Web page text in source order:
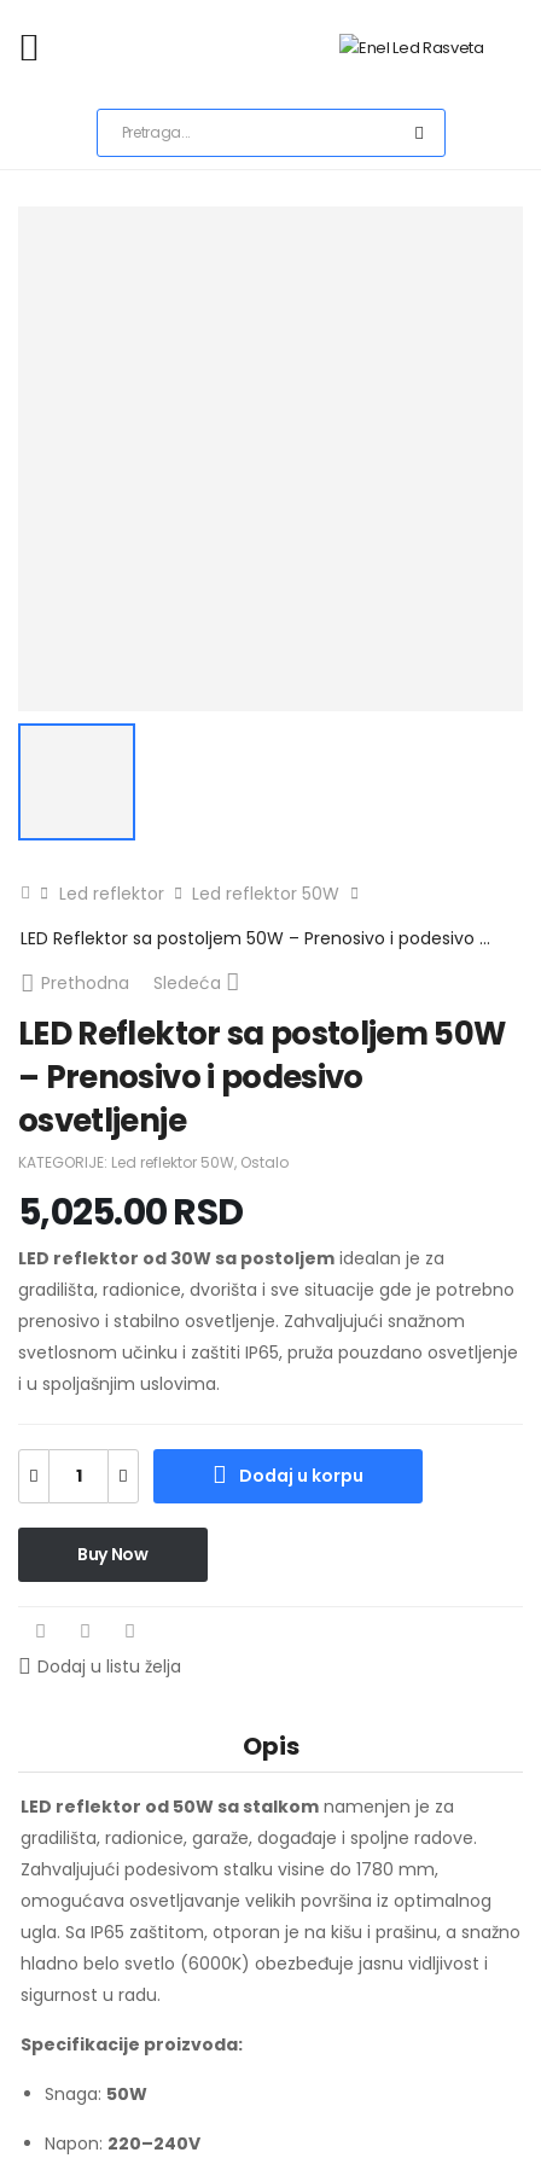
Led reflektor
Led reflektor 50W
LED Reflektor sa postoljem 50W – Prenosivo i podesivo osvetljenje
Prethodna
Sledeća
LED Reflektor sa postoljem 50W
– Prenosivo i podesivo
osvetljenje
KATEGORIJE: Led reflektor 50W, Ostalo
5,025.00RSD
LED reflektor od 30W sa postoljem idealan je za
gradilišta, radionice, dvorišta i sve situacije gde je potrebno
prenosivo i stabilno osvetljenje. Zahvaljujući snažnom
svetlosnom učinku i zaštiti IP65, pruža pouzdano osvetljenje
i u spoljašnjim uslovima.
Dodaj u korpu
Buy Now
Dodaj u listu želja
Opis
LED reflektor od 50W sa stalkom namenjen je za
gradilišta, radionice, garaže, događaje i spoljne radove.
Zahvaljujući podesivom stalku visine do 1780 mm,
omogućava osvetljavanje velikih površina iz optimalnog
ugla. Sa IP65 zaštitom, otporan je na kišu i prašinu, a snažno
hladno belo svetlo (6000K) obezbeđuje jasnu vidljivost i
sigurnost u radu.
Specifikacije proizvoda:
Snaga: 50W
Napon: 220–240V